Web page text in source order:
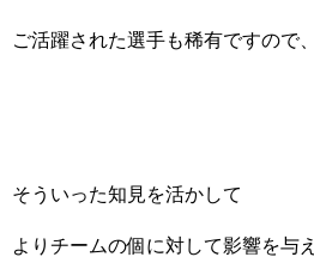
ご活躍された選手も稀有ですので、
そういった知見を活かして
よりチームの個に対して影響を与え